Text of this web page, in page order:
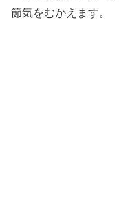
節気をむかえます。